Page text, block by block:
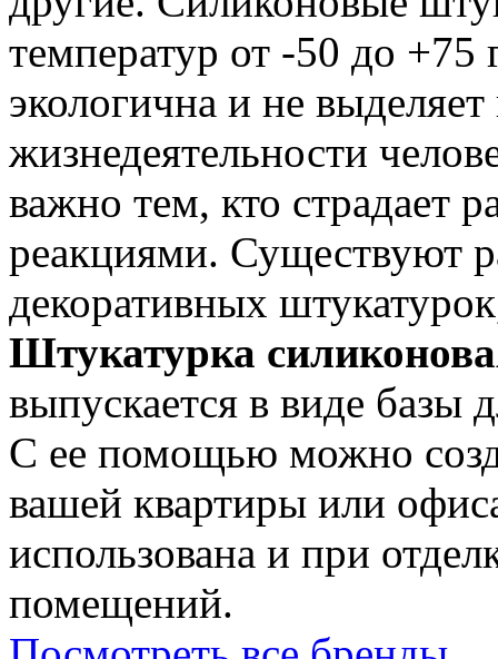
температур от -50 до +75
экологична и не
жизнедеятельности
важно тем, кто страдает
реакциями. Существуют
декоративных
Штукатурка
выпускается в виде базы
С ее помощью можно
вашей квартиры или
использована и при
помещений.